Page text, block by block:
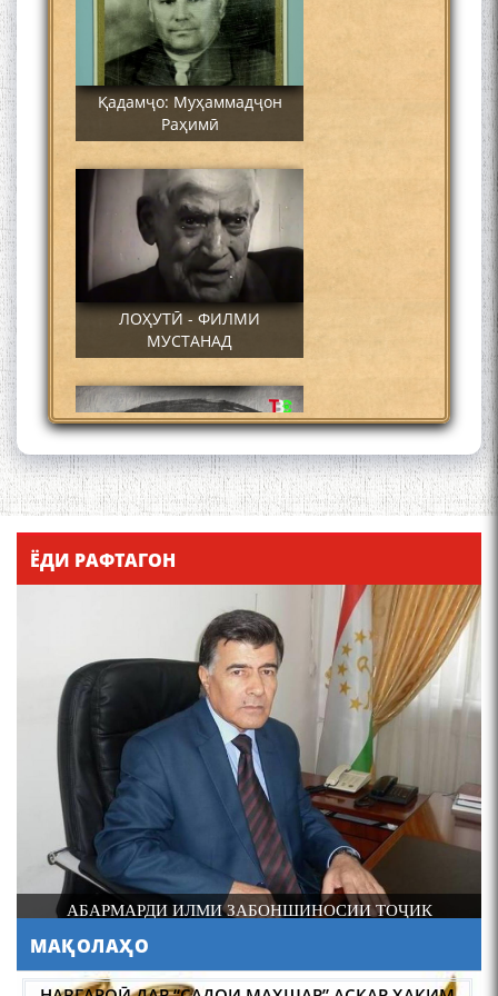
Қадамҷо: Муҳаммадҷон
Раҳимӣ
ЛОҲУТӢ - ФИЛМИ
МУСТАНАД
Қадамҷо - Лоҳутӣ
4-уми декабр- зодрӯзи
шоири абадзинда Абулқосим
Лоҳутӣ
АБУЛҚОСИМ ЛОҲУТӢ /
ABULQOSIM LOHUTY/
ЁДИ РАФТАГОН
АБАРМАРДИ ИЛМИ ЗАБОНШИНОСИИ ТОҶИК
МАҚОЛАҲО